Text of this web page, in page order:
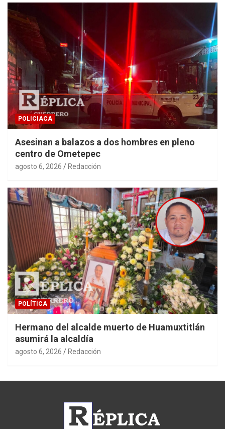
POLICIACA
Asesinan a balazos a dos hombres en pleno
centro de Ometepec
agosto 6, 2026 Redacción
POLÍTICA
Hermano del alcalde muerto de Huamuxtitlán
asumirá la alcaldía
agosto 6, 2026 Redacción